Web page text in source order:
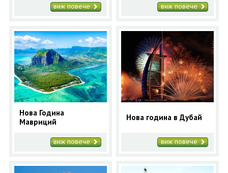
виж повече виж повече
Нова Година
Мавриций
виж повече
Нова година в Дубай
виж повече